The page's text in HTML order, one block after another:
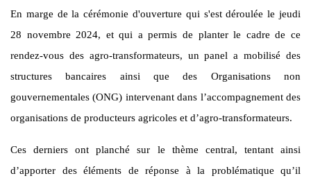
En marge de la cérémonie d'ouverture qui s'est déroulée le jeudi
28 novembre 2024, et qui a permis de planter le cadre de ce
rendez-vous des agro-transformateurs, un panel a mobilisé des
structures bancaires ainsi que des Organisations non
gouvernementales (ONG) intervenant dans l’accompagnement des
organisations de producteurs agricoles et d’agro-transformateurs.
Ces derniers ont planché sur le thème central, tentant ainsi
d’apporter des éléments de réponse à la problématique qu’il